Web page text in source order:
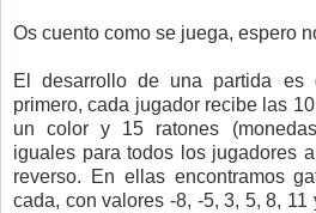
Os cuento como se juega, espero
El desarrollo de una partida
primero, cada jugador recibe las
un color y 15 ratones
iguales para todos los jugadores
reverso. En ellas encontramos
cada, con valores -8, -5, 3, 5, 8,